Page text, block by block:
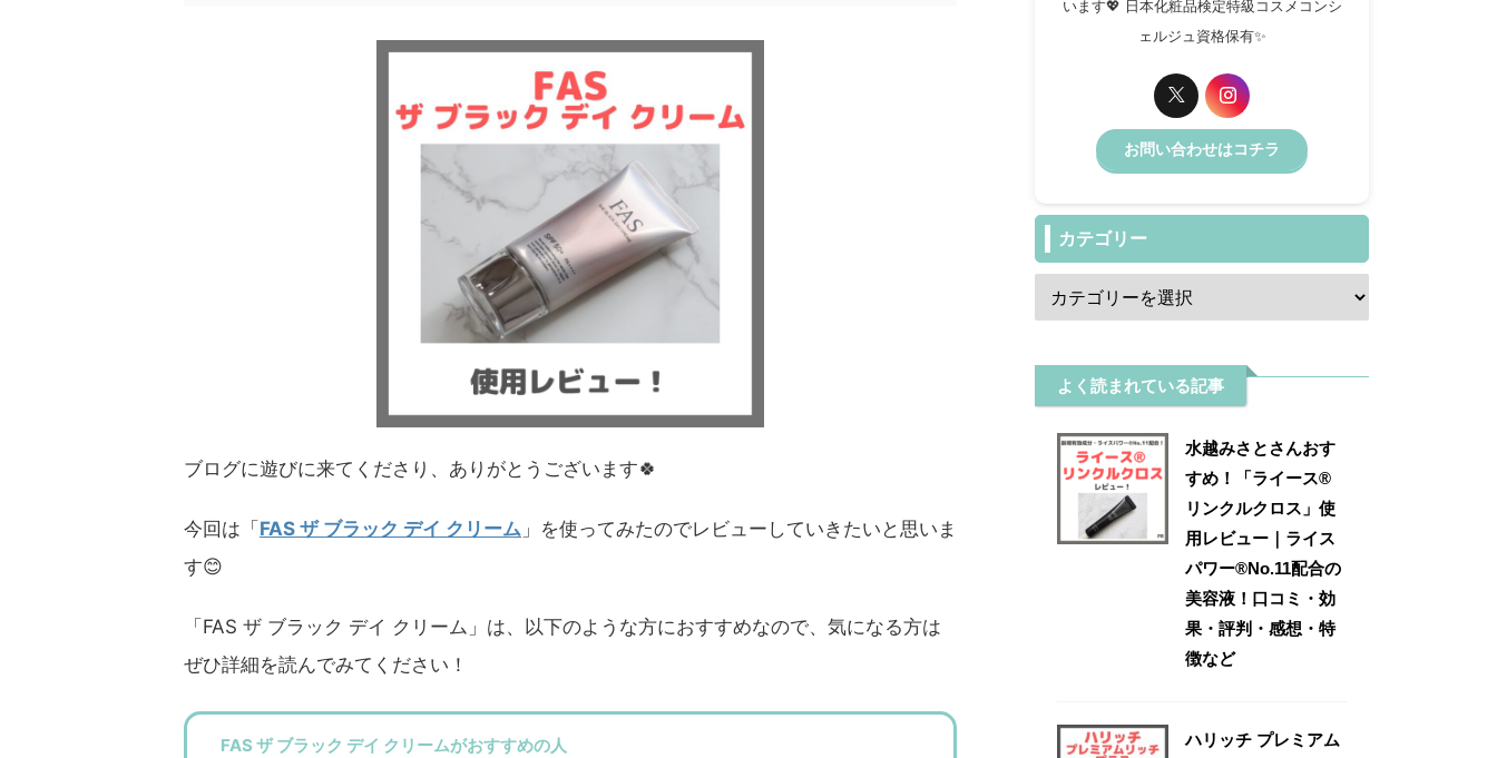
ブログに遊びに来てくださり、ありがとうございます🍀
今回は「 FAS ザ ブラック デイ クリーム 」を使ってみたのでレビューしていきたいと思いま
す😊
「FAS ザ ブラック デイ クリーム」は、以下のような方におすすめなので、気になる方は
ぜひ詳細を読んでみてください！
FAS ザ ブラック デイ クリームがおすすめの人
います💖 日本化粧品検定特級コスメコンシ
ェルジュ資格保有✨️
お問い合わせはコチラ
カテゴリー
よく読まれている記事
水越みさとさんおす
すめ！「ライース®
リンクルクロス」使
用レビュー｜ライス
パワー®No.11配合の
美容液！口コミ・効
果・評判・感想・特
徴など
ハリッチ プレミアム